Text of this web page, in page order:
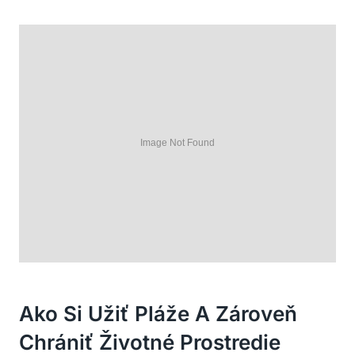
Ako Si Užiť Pláže A Zároveň
Chrániť Životné Prostredie